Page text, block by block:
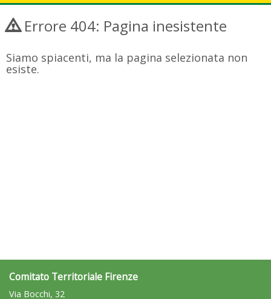
Errore 404: Pagina inesistente
Siamo spiacenti, ma la pagina selezionata non
esiste.
Comitato Territoriale Firenze
Via Bocchi, 32